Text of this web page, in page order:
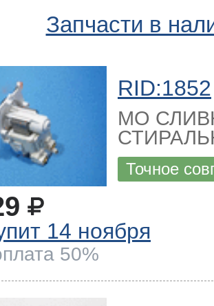
Запчасти в
RID:1852
МО
Точное
14 ноября
50%